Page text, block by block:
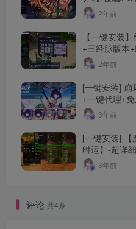
文件2年前
【一键安装
+三经脉版本
+剧情活动+
2年前
[一键安装] 崩
+一键代理+
细指令+极简
3年前
[一键安装] 【
时运】-超详
修版本-站长
3年前
评论 共4条